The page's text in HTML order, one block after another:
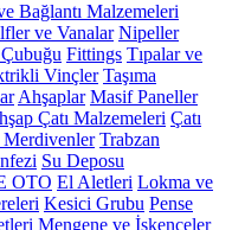
Bağlantı Malzemeleri
ve Vanalar Nipeller
Fittings Tıpalar ve
Vinçler Taşıma
Ahşaplar Masif Paneller
Çatı Malzemeleri Çatı
Merdivenler Trabzan
Su Deposu
OTO El Aletleri Lokma ve
Kesici Grubu Pense
Mengene ve İşkenceler